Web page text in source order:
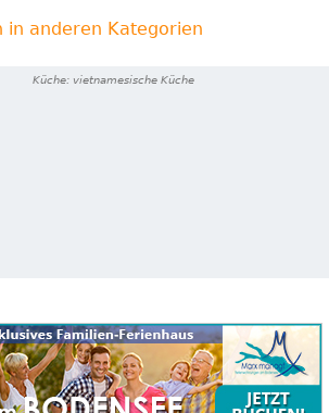
in anderen Kategorien
Küche: vietnamesische Küche